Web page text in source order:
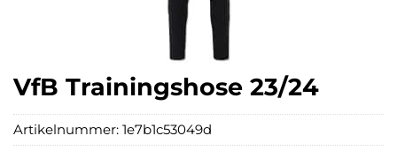
VfB Trainingshose 23/24
Artikelnummer: 1e7b1c53049d